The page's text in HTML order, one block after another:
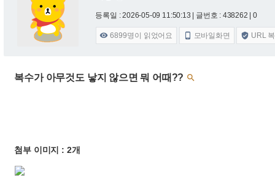
등록일 : 2026-05-09 11:50:13 | 글번호 : 438262 | 0
 6899명이 읽었어요  모바일화면  URL
복수가 아무것도 낳지 않으면 뭐 어때?? 
첨부 이미지 : 2개